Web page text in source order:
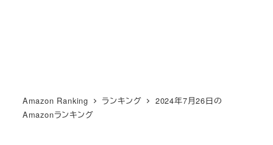
Amazon Ranking ランキング
2024年7月26日の
Amazonランキング